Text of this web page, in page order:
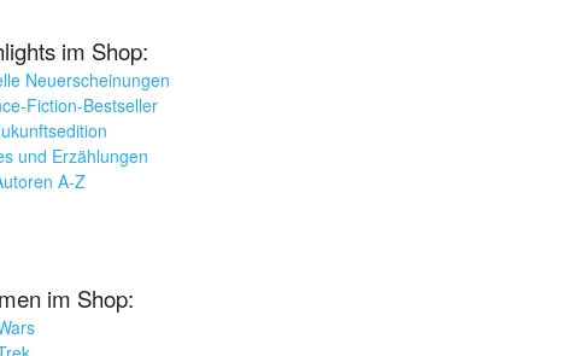
im Shop:
Neuerscheinungen
Fiction-Bestseller
und Erzählungen
A-Z
im Shop: